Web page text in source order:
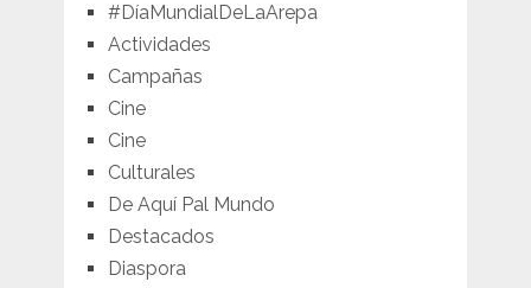
#DíaMundialDeLaArepa
Actividades
Campañas
Cine
Cine
Culturales
De Aquí Pal Mundo
Destacados
Diaspora